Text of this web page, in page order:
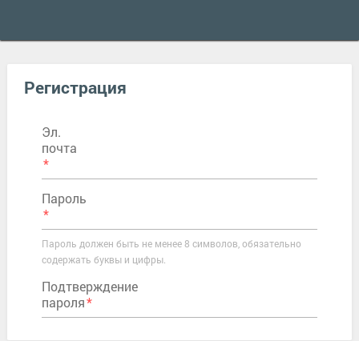
Регистрация
Эл.
почта
Пароль
Пароль должен быть не менее 8 символов, обязательно
содержать буквы и цифры.
Подтверждение
пароля